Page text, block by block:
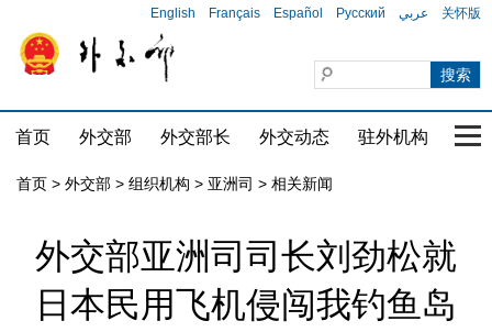
English Français Español Русский عربي 关怀版
首页 外交部 外交部长 外交动态 驻外机构 国
首页 > 外交部 > 组织机构 > 亚洲司 > 相关新闻
外交部亚洲司司长刘劲松就
日本民用飞机侵闯我钓鱼岛